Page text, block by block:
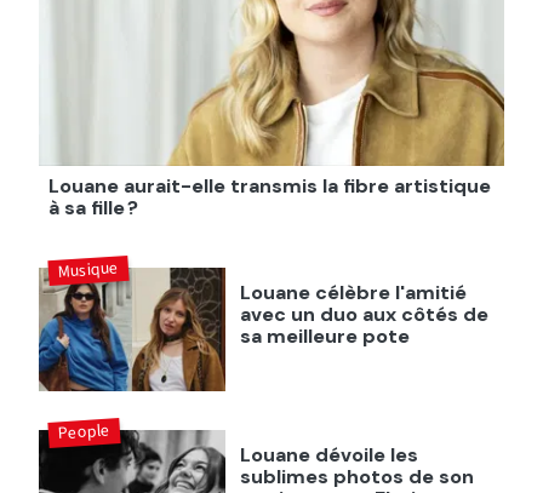
Louane aurait-elle transmis la fibre artistique
à sa fille ?
Louane célèbre l'amitié
avec un duo aux côtés de
sa meilleure pote
Musique
Louane dévoile les
sublimes photos de son
People